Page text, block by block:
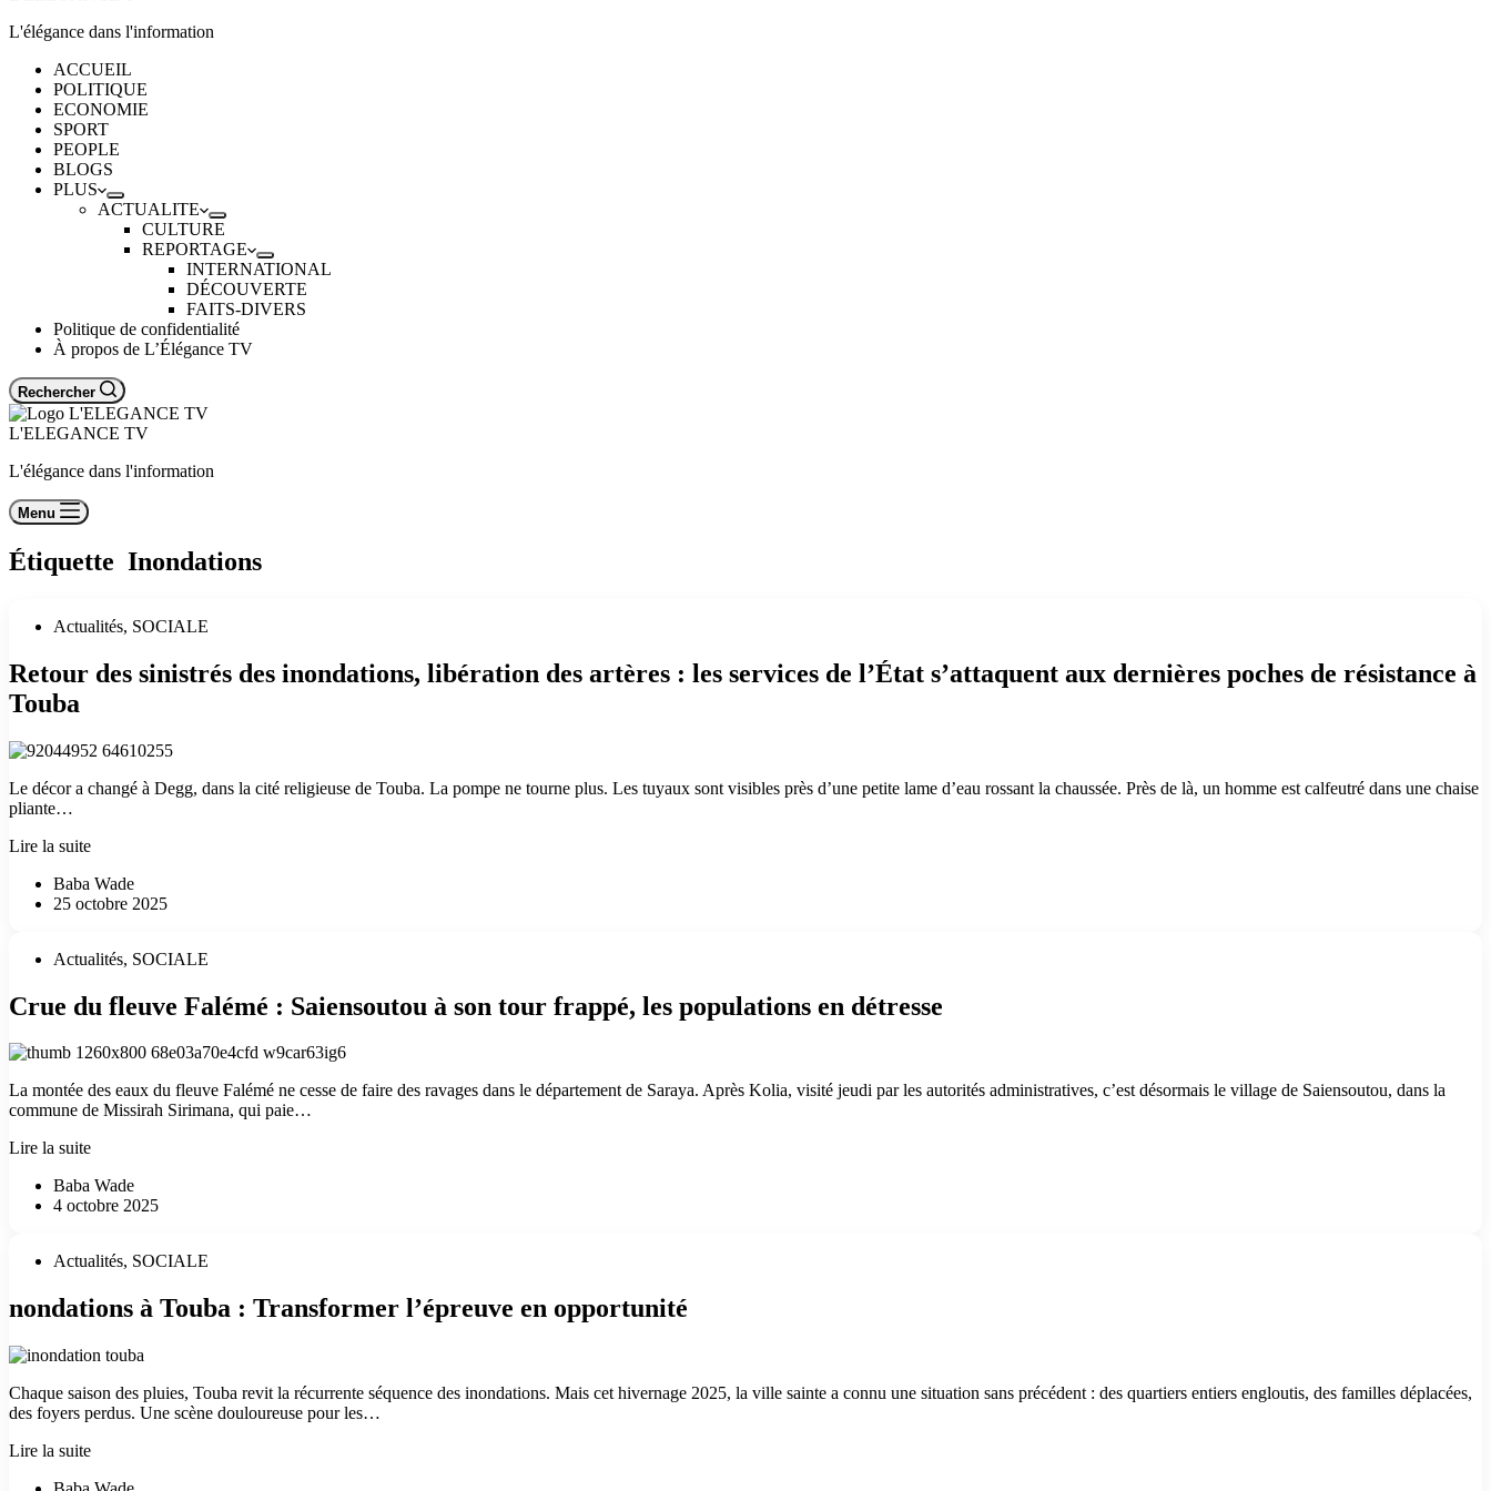
L'élégance dans l'information
ACCUEIL
POLITIQUE
ECONOMIE
SPORT
PEOPLE
BLOGS
PLUS
ACTUALITE
CULTURE
REPORTAGE
INTERNATIONAL
DÉCOUVERTE
FAITS-DIVERS
Politique de confidentialité
À propos de L’Élégance TV
Rechercher
L'ELEGANCE TV
L'élégance dans l'information
Menu
Étiquette Inondations
Actualités, SOCIALE
Retour des sinistrés des inondations, libération des artères : les services de l’État s’attaquent aux dernières poches de résistance à
Touba
Le décor a changé à Degg, dans la cité religieuse de Touba. La pompe ne tourne plus. Les tuyaux sont visibles près d’une petite lame d’eau rossant la chaussée. Près de là, un homme est calfeutré dans une chaise
pliante…
Lire la suiteRetour
sinistrés
des
des
:
services
de
l’État
s’attaquent
dernières
de
résistance
Baba Wade
25 octobre 2025
Actualités, SOCIALE
Crue du fleuve Falémé : Saiensoutou à son tour frappé, les populations en détresse
La montée des eaux du fleuve Falémé ne cesse de faire des ravages dans le département de Saraya. Après Kolia, visité jeudi par les autorités administratives, c’est désormais le village de Saiensoutou, dans la
commune de Missirah Sirimana, qui paie…
Lire la suiteCrue
fleuve
Falémé
à
tour
les
populations
en
détresse
Baba Wade
4 octobre 2025
Actualités, SOCIALE
nondations à Touba : Transformer l’épreuve en opportunité
Chaque saison des pluies, Touba revit la récurrente séquence des inondations. Mais cet hivernage 2025, la ville sainte a connu une situation sans précédent : des quartiers entiers engloutis, des familles déplacées,
des foyers perdus. Une scène douloureuse pour les…
Lire la suitenondations